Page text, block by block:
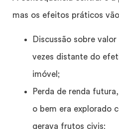
mas os efeitos práticos
Discussão sobre
vezes distante do
imóvel;
Perda de renda
o bem era explorado
gerava frutos civis;